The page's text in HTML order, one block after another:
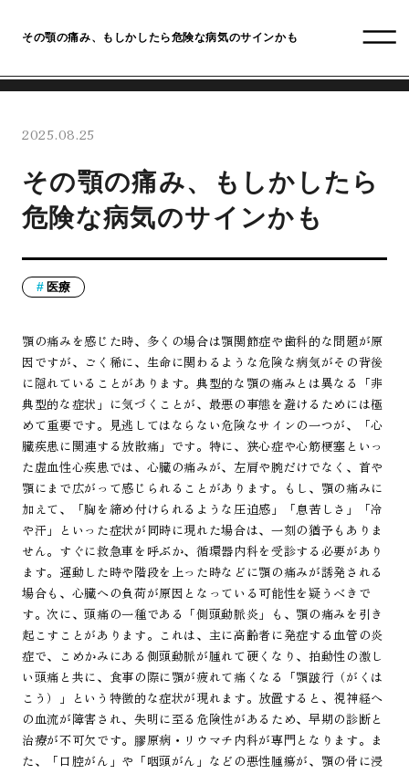
その顎の痛み、もしかしたら危険な病気のサインかも
2025.08.25
その顎の痛み、もしかしたら
危険な病気のサインかも
医療
顎の痛みを感じた時、多くの場合は顎関節症や歯科的な問題が原
因ですが、ごく稀に、生命に関わるような危険な病気がその背後
に隠れていることがあります。典型的な顎の痛みとは異なる「非
典型的な症状」に気づくことが、最悪の事態を避けるためには極
めて重要です。見逃してはならない危険なサインの一つが、「心
臓疾患に関連する放散痛」です。特に、狭心症や心筋梗塞といっ
た虚血性心疾患では、心臓の痛みが、左肩や腕だけでなく、首や
顎にまで広がって感じられることがあります。もし、顎の痛みに
加えて、「胸を締め付けられるような圧迫感」「息苦しさ」「冷
や汗」といった症状が同時に現れた場合は、一刻の猶予もありま
せん。すぐに救急車を呼ぶか、循環器内科を受診する必要があり
ます。運動した時や階段を上った時などに顎の痛みが誘発される
場合も、心臓への負荷が原因となっている可能性を疑うべきで
す。次に、頭痛の一種である「側頭動脈炎」も、顎の痛みを引き
起こすことがあります。これは、主に高齢者に発症する血管の炎
症で、こめかみにある側頭動脈が腫れて硬くなり、拍動性の激し
い頭痛と共に、食事の際に顎が疲れて痛くなる「顎跛行（がくは
こう）」という特徴的な症状が現れます。放置すると、視神経へ
の血流が障害され、失明に至る危険性があるため、早期の診断と
治療が不可欠です。膠原病・リウマチ内科が専門となります。ま
た、「口腔がん」や「咽頭がん」などの悪性腫瘍が、顎の骨に浸